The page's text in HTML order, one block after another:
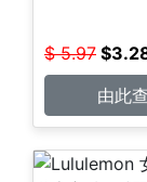
$ 5.97 $
由此